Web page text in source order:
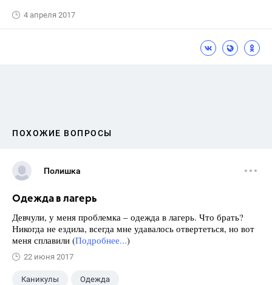
4 апреля 2017
ПОХОЖИЕ ВОПРОСЫ
Полишка
Одежда в лагерь
Девчули, у меня проблемка – одежда в лагерь. Что брать?
Никогда не ездила, всегда мне удавалось отвертеться, но вот
меня сплавили (Подробнее...)
22 июня 2017
Каникулы Одежда